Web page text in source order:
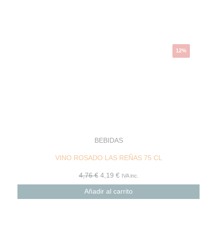
12%
BEBIDAS
VINO ROSADO LAS REÑAS 75 CL
4,76€ 4,19 € IVA inc.
Añadir al carrito